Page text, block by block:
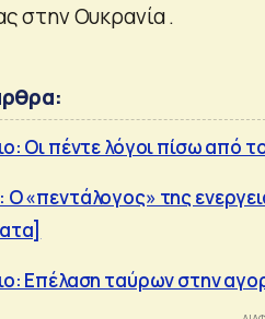
στην Ουκρανία .
Οι πέντε λόγοι πίσω από
Ο «πεντάλογος» της
Επέλαση ταύρων στην